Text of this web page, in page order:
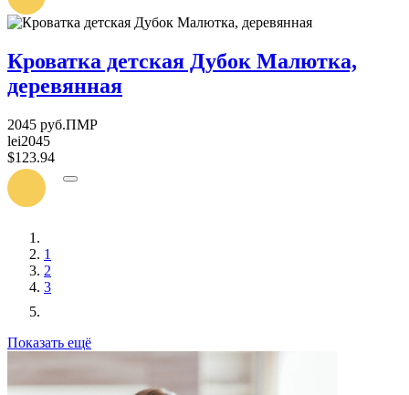
ПОСТУПЛЕНИИ
Кроватка детская Дубок Малютка,
деревянная
2045 руб.ПМР
lei2045
$123.94
УВЕДОМИТЬ
ПОСТУПЛЕНИИ
1
2
3
Показать ещё